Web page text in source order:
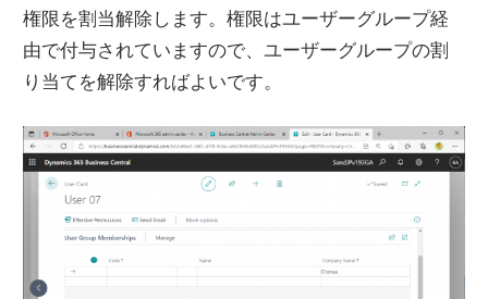
権限を割当解除します。権限はユーザーグループ経
由で付与されていますので、ユーザーグループの割
り当てを解除すればよいです。